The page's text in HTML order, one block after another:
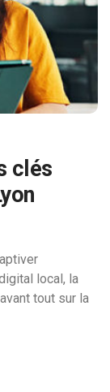
clés
local, la
tout sur la